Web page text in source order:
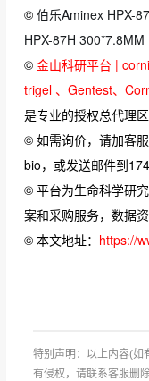
© 伯乐Aminex HPX-
HPX-87H 300*7.8MM
© 金山科研平台 |
trigel 、Gentest、
是专业的授权总代理
© 如需询价，请加客
bio，或发送邮件到
© 平台为生命科学研
案和采购服务，数据
© 本文地址： https://
特别声明：以上内容(如
有侵权，请联系客服删